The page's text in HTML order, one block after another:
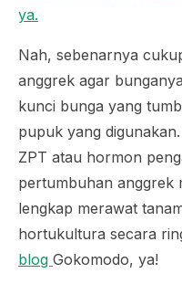
ya.
Nah, sebenarnya
anggrek agar
kunci bunga yang
pupuk yang
ZPT atau hormon
pertumbuhan anggrek
lengkap merawat
hortukultura secara
blog Gokomodo, ya!